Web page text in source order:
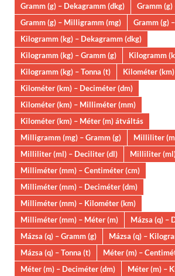
Gramm (g) – Dekagramm (dkg)
Gramm
Gramm (g) – Milligramm (mg)
Gramm (g)
Kilogramm (kg) – Dekagramm (dkg)
Kilogramm (kg) – Gramm (g)
Kilogramm
Kilogramm (kg) – Tonna (t)
Kilométer
Kilométer (km) – Deciméter (dm)
Kilométer (km) – Milliméter (mm)
Kilométer (km) – Méter (m) átváltás
Milligramm (mg) – Gramm (g)
Milliliter
Milliliter (ml) – Deciliter (dl)
Milliliter
Milliméter (mm) – Centiméter (cm)
Milliméter (mm) – Deciméter (dm)
Milliméter (mm) – Kilométer (km)
Milliméter (mm) – Méter (m)
Mázsa (q) –
Mázsa (q) – Gramm (g)
Mázsa (q) –
Mázsa (q) – Tonna (t)
Méter (m) –
Méter (m) – Deciméter (dm)
Méter (m) –